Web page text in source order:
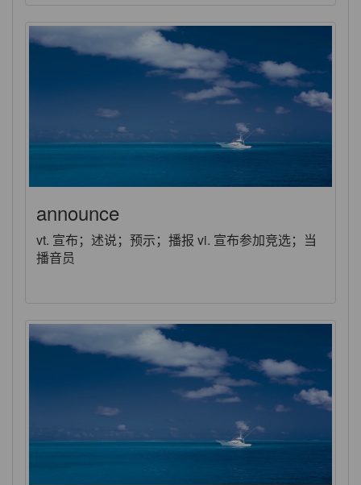
announce
vt. 宣布；述说；预示；播报 vi. 宣布参加竞选；当
播音员